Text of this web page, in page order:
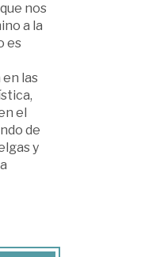
nos
a la
es
las
el
de
y